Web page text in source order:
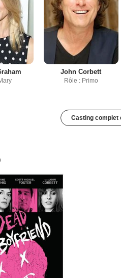
John Corbett
Rôle : Primo
Casting complet